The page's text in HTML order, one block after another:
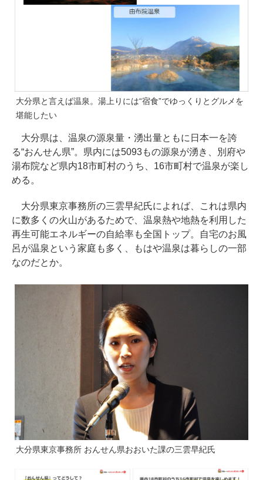
大分県と言えば温泉。湯上りには“宿食”でゆっくりとグルメを
堪能したい
大分県は、温泉の源泉量・湧出量ともに日本一を誇
る“おんせん県”。県内には5093もの源泉が湧き、別府や
湯布院など県内18市町村のうち、16市町村で温泉が楽し
める。
大分県東京事務所の三雲早紀氏によれば、これは県内
に数多くの火山があるためで、温泉熱や地熱を利用した
再生可能エネルギーの自給率も全国トップ。自宅のお風
呂が温泉という家庭も多く、もはや温泉は暮らしの一部
なのだとか。
大分県東京事務所 おんせん県おおいた課の三雲早紀氏